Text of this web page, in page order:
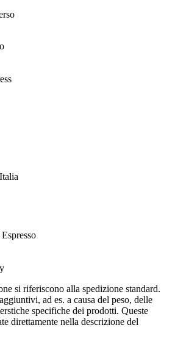
si riferiscono alla spedizione standard.
ad es. a causa del peso, delle
specifiche dei prodotti. Queste
direttamente nella descrizione del